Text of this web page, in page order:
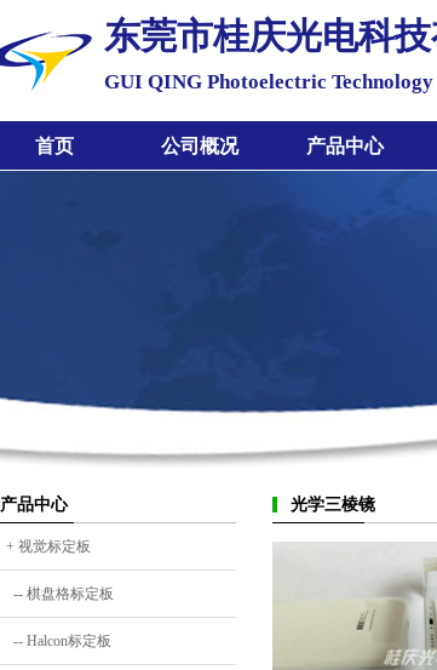
东莞市桂庆光电科技
GUI QING Photoelectric
首页 公司概况 产品中心
产品中心
+ 视觉标定板
-- 棋盘格标定板
-- Halcon标定板
光学三棱镜